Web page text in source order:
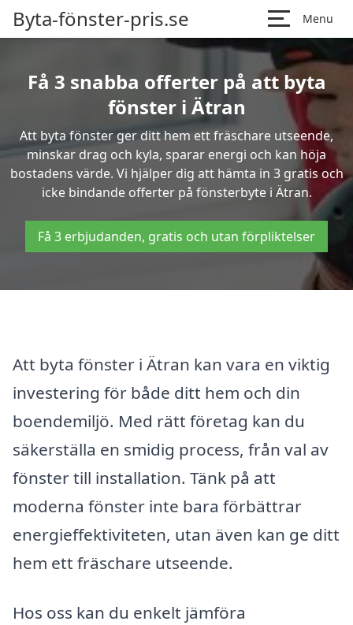
Byta-fönster-pris.se Menu
Få 3 snabba offerter på att byta
fönster i Ätran
Att byta fönster ger ditt hem ett fräschare utseende,
minskar drag och kyla, sparar energi och kan höja
bostadens värde. Vi hjälper dig att hämta in 3 gratis och
icke bindande offerter på fönsterbyte i Ätran.
Få 3 erbjudanden, gratis och utan förpliktelser
Att byta fönster i Ätran kan vara en viktig
investering för både ditt hem och din
boendemiljö. Med rätt företag kan du
säkerställa en smidig process, från val av
fönster till installation. Tänk på att
moderna fönster inte bara förbättrar
energi­effektiviteten, utan även kan ge ditt
hem ett fräschare utseende.
Hos oss kan du enkelt jämföra